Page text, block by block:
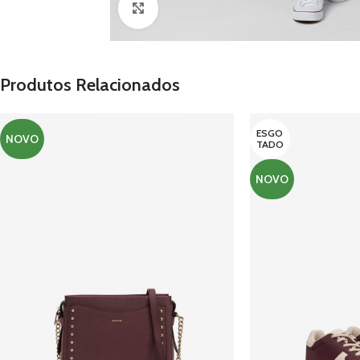
Produtos Relacionados
NOVO
ESGO
TADO
NOVO